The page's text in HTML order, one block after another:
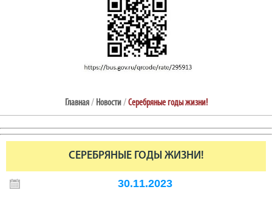
Главная / Новости / Серебряные годы жизни!
СЕРЕБРЯНЫЕ ГОДЫ ЖИЗНИ!
30.11.2023